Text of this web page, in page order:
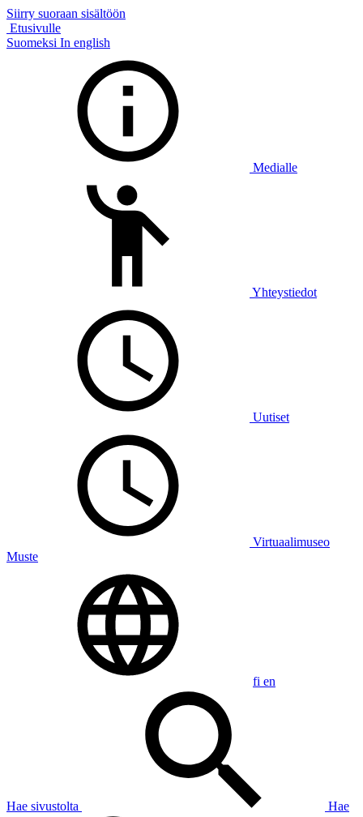
Siirry suoraan sisältöön
Etusivulle
Suomeksi In english
Medialle
Yhteystiedot
Uutiset
Virtuaalimuseo
Muste
fi en
Hae sivustolta Hae